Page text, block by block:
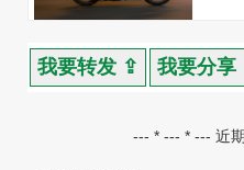
我要转发 ⇪ 我要分享
--- * --- * --- 近